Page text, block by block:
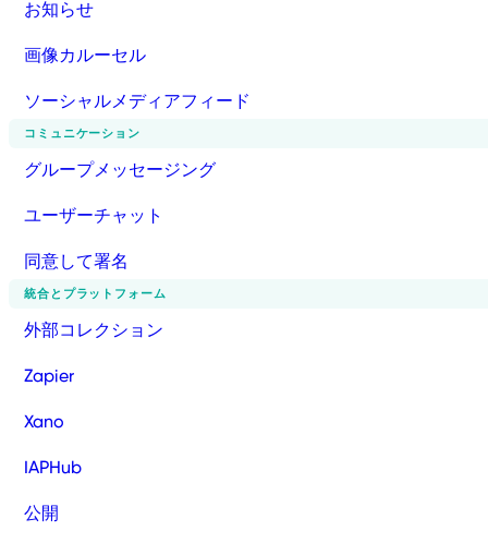
お知らせ
画像カルーセル
ソーシャルメディアフィード
コミュニケーション
グループメッセージング
ユーザーチャット
同意して署名
統合とプラットフォーム
外部コレクション
Zapier
Xano
IAPHub
公開